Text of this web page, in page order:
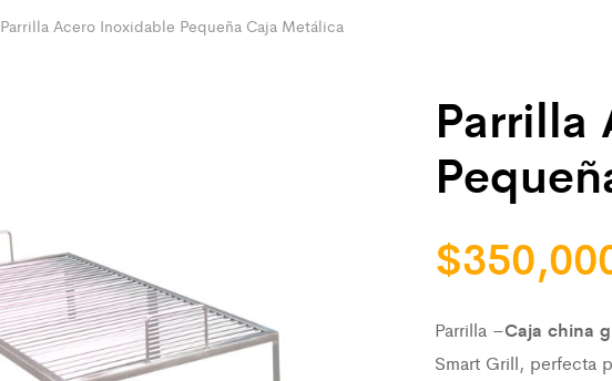
Parrilla Acero Inoxidable Pequeña Caja Metálica
Parrilla
$
Parrilla –Caja china
Smart Grill, perfecta